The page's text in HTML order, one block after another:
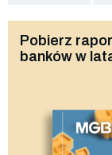
Pobierz
banków w